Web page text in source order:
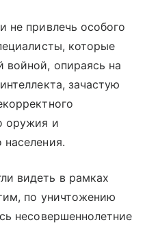
не привлечь особого
которые
войной, опираясь на
зачастую
оружия и
видеть в рамках
по уничтожению
несовершеннолетние